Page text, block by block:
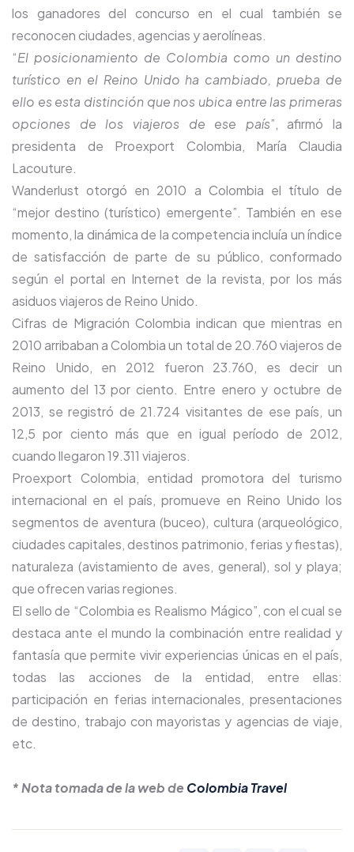
los ganadores del concurso en el cual también se
reconocen ciudades, agencias y aerolíneas.
“El posicionamiento de Colombia como un destino
turístico en el Reino Unido ha cambiado, prueba de
ello es esta distinción que nos ubica entre las primeras
opciones de los viajeros de ese país”, afirmó la
presidenta de Proexport Colombia, María Claudia
Lacouture.
Wanderlust otorgó en 2010 a Colombia el título de
“mejor destino (turístico) emergente”. También en ese
momento, la dinámica de la competencia incluía un índice
de satisfacción de parte de su público, conformado
según el portal en Internet de la revista, por los más
asiduos viajeros de Reino Unido.
Cifras de Migración Colombia indican que mientras en
2010 arribaban a Colombia un total de 20.760 viajeros de
Reino Unido, en 2012 fueron 23.760, es decir un
aumento del 13 por ciento. Entre enero y octubre de
2013, se registró de 21.724 visitantes de ese país, un
12,5 por ciento más que en igual período de 2012,
cuando llegaron 19.311 viajeros.
Proexport Colombia, entidad promotora del turismo
internacional en el país, promueve en Reino Unido los
segmentos de aventura (buceo), cultura (arqueológico,
ciudades capitales, destinos patrimonio, ferias y fiestas),
naturaleza (avistamiento de aves, general), sol y playa;
que ofrecen varias regiones.
El sello de “Colombia es Realismo Mágico”, con el cual se
destaca ante el mundo la combinación entre realidad y
fantasía que permite vivir experiencias únicas en el país,
todas las acciones de la entidad, entre ellas:
participación en ferias internacionales, presentaciones
de destino, trabajo con mayoristas y agencias de viaje,
etc.
* Nota tomada de la web deColombia Travel